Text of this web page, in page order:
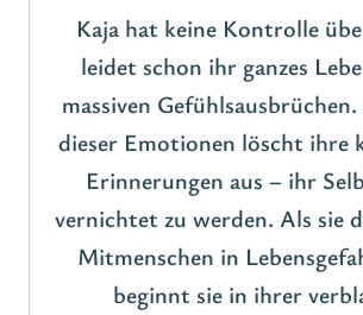
Kaja hat keine Kontrolle
leidet schon ihr ganzes
massiven
dieser Emotionen löscht ihre
Erinnerungen aus – ihr
vernichtet zu werden. Als sie
Mitmenschen in
beginnt sie in ihrer